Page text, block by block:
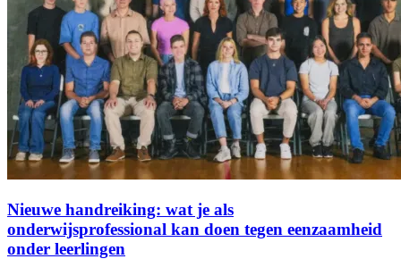
Nieuwe handreiking: wat je als
onderwijsprofessional kan doen tegen eenzaamheid
onder leerlingen